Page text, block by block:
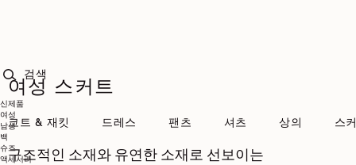
검색
신제품
여성
남성
백
슈즈
액세서리
여성 스커트
코트 & 재킷 드레스 팬츠 셔츠 상의 스
구조적인 소재와 유연한 소재로 선보이는